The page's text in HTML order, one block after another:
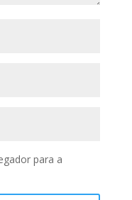
para a